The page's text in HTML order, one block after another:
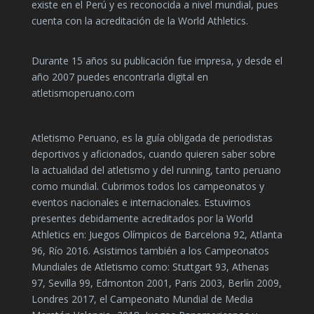
existe en el Perú y es reconocida a nivel mundial, pues
cuenta con la acreditación de la World Athletics.
Durante 15 años su publicación fue impresa, y desde el
año 2007 puedes encontrarla digital en
atletismoperuano.com
Atletismo Peruano, es la guía obligada de periodistas
deportivos y aficionados, cuando quieren saber sobre
la actualidad del atletismo y del running, tanto peruano
como mundial. Cubrimos todos los campeonatos y
eventos nacionales e internacionales. Estuvimos
presentes debidamente acreditados por la World
Athletics en: Juegos Olímpicos de Barcelona 92, Atlanta
96, Río 2016. Asistimos también a los Campeonatos
Mundiales de Atletismo como: Stuttgart 93, Athenas
97, Sevilla 99, Edmonton 2001, Paris 2003, Berlín 2009,
Londres 2017, el Campeonato Mundial de Media